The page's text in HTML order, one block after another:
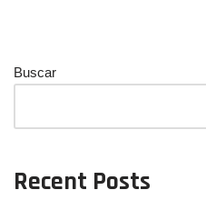
Buscar
Recent Posts